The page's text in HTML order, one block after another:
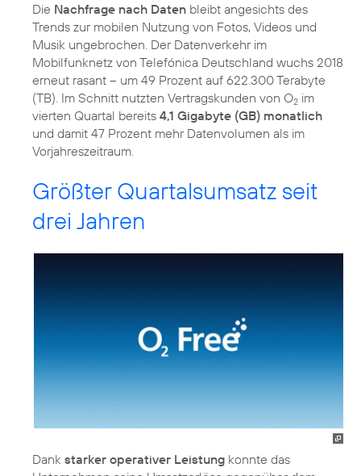
Die Nachfrage nach Daten bleibt angesichts des
Trends zur mobilen Nutzung von Fotos, Videos und
Musik ungebrochen. Der Datenverkehr im
Mobilfunknetz von Telefónica Deutschland wuchs 2018
erneut rasant – um 49 Prozent auf 622.300 Terabyte
(TB). Im Schnitt nutzten Vertragskunden von O2 im
vierten Quartal bereits 4,1 Gigabyte (GB) monatlich
und damit 47 Prozent mehr Datenvolumen als im
Vorjahreszeitraum.
Größter Quartalsumsatz seit
drei Jahren
Dank starker operativer Leistung konnte das